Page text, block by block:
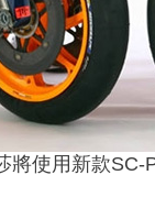
將使用新款SC-